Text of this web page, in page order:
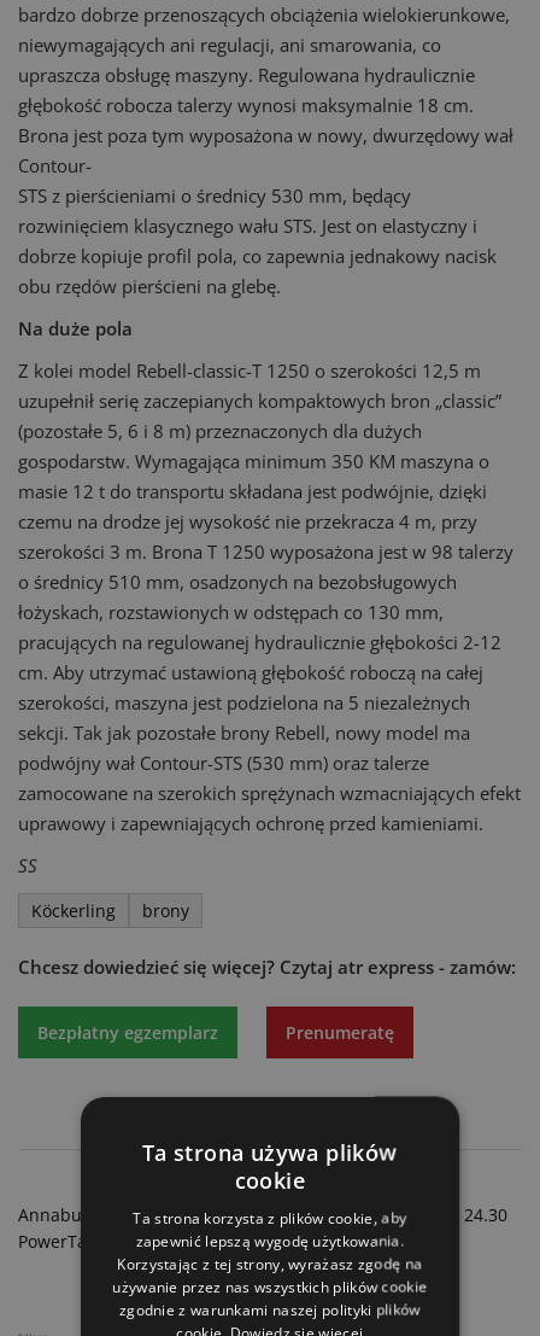
bardzo dobrze przenoszących obciążenia wielokierunkowe,
niewymagających ani regulacji, ani smarowania, co
upraszcza obsługę maszyny. Regulowana hydraulicznie
głębokość robocza talerzy wynosi maksymalnie 18 cm.
Brona jest poza tym wyposażona w nowy, dwurzędowy wał
Contour-
STS z pierścieniami o średnicy 530 mm, będący
rozwinięciem klasycznego wału STS. Jest on elastyczny i
dobrze kopiuje profil pola, co zapewnia jednakowy nacisk
obu rzędów pierścieni na glebę.
Na duże pola
Z kolei model Rebell-classic-T 1250 o szerokości 12,5 m
uzupełnił serię zaczepianych kompaktowych bron „classic”
(pozostałe 5, 6 i 8 m) przeznaczonych dla dużych
gospodarstw. Wymagająca minimum 350 KM maszyna o
masie 12 t do transportu składana jest podwójnie, dzięki
czemu na drodze jej wysokość nie przekracza 4 m, przy
szerokości 3 m. Brona T 1250 wyposażona jest w 98 talerzy
o średnicy 510 mm, osadzonych na bezobsługowych
łożyskach, rozstawionych w odstępach co 130 mm,
pracujących na regulowanej hydraulicznie głębokości 2-12
cm. Aby utrzymać ustawioną głębokość roboczą na całej
szerokości, maszyna jest podzielona na 5 niezależnych
sekcji. Tak jak pozostałe brony Rebell, nowy model ma
podwójny wał Contour-STS (530 mm) oraz talerze
zamocowane na szerokich sprężynach wzmacniających efekt
uprawowy i zapewniających ochronę przed kamieniami.
SS
Köckerling brony
Chcesz dowiedzieć się więcej? Czytaj atr express - zamów:
Bezpłatny egzemplarz Prenumeratę
AGCO/Fendt - Rozwój ugruntowany
Annaburger - Lekki, ale mocarny wóz asenizacyjny HTS 24.30
PowerTanker
Ta strona używa plików
cookie
Ta strona korzysta z plików cookie, aby
zapewnić lepszą wygodę użytkowania.
Korzystając z tej strony, wyrażasz zgodę na
używanie przez nas wszystkich plików cookie
zgodnie z warunkami naszej polityki plików
cookie. Dowiedz się więcej